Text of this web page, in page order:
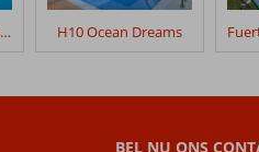
Alua Suites Fuerteventura H10 Ocean Dreams
BEL NU ONS